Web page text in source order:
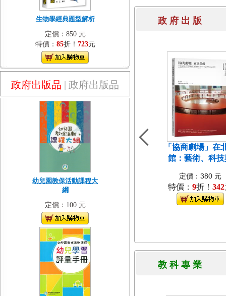
生物學經典題型解析
定價：850 元
特價： 85折！ 723元
政府出版品 | 政府出版品
幼兒園教保活動課程大
綱
定價：100 元
政 府 出
「協商劇場」在
館：藝術、科技
定價：380 元
特價： 9折！ 342
教 科 專